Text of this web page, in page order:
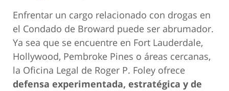
Enfrentar un cargo relacionado con drogas en
el Condado de Broward puede ser abrumador.
Ya sea que se encuentre en Fort Lauderdale,
Hollywood, Pembroke Pines o áreas cercanas,
la Oficina Legal de Roger P. Foley ofrece
defensa experimentada, estratégica y de